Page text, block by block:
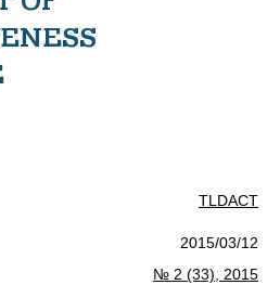
TLDACT
2015/03/12
№ 2 (33), 2015